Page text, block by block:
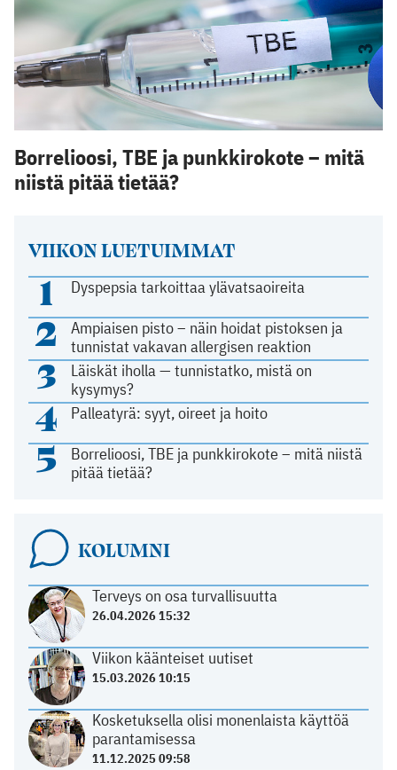
VIIKON LUETUIMMAT
1 Dyspepsia tarkoittaa ylävatsaoireita
2
Ampiaisen pisto – näin hoidat pistoksen ja
tunnistat vakavan allergisen reaktion
3
Läiskät iholla — tunnistatko, mistä on
kysymys?
4 Palleatyrä: syyt, oireet ja hoito
5
Borrelioosi, TBE ja punkkirokote – mitä niistä
pitää tietää?
KOLUMNI
Terveys on osa turvallisuutta
26.04.2026 15:32
Viikon käänteiset uutiset
15.03.2026 10:15
Kosketuksella olisi monenlaista käyttöä
parantamisessa
11.12.2025 09:58
Borrelioosi, TBE ja punkkirokote – mitä
niistä pitää tietää?